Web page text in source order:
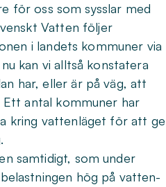
för oss som sysslar med
Vatten följer
i landets kommuner via
kan vi alltså konstatera
har, eller är på väg, att
antal kommuner har
kring vattenläget för att ge
samtidigt, som under
hög på vatten-